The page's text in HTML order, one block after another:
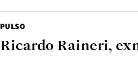
PULSO
Ricardo Raineri,